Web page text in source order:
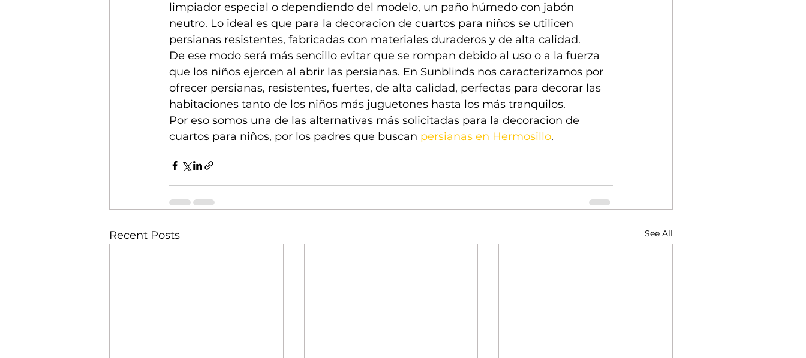
limpiador especial o dependiendo del modelo, un paño húmedo con jabón
neutro. Lo ideal es que para la decoracion de cuartos para niños se utilicen
persianas resistentes, fabricadas con materiales duraderos y de alta calidad.
De ese modo será más sencillo evitar que se rompan debido al uso o a la fuerza
que los niños ejercen al abrir las persianas. En Sunblinds nos caracterizamos por
ofrecer persianas, resistentes, fuertes, de alta calidad, perfectas para decorar las
habitaciones tanto de los niños más juguetones hasta los más tranquilos.
Por eso somos una de las alternativas más solicitadas para la decoracion de
cuartos para niños, por los padres que buscan persianas en Hermosillo.
Recent Posts See All